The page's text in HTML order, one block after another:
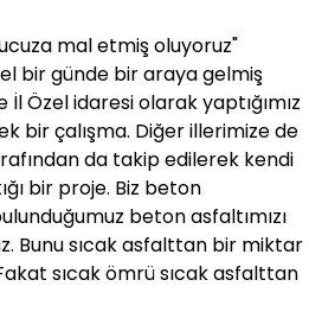
mal etmiş oluyoruz"
bir günde bir araya gelmiş
Özel idaresi olarak yaptığımız
bir çalışma. Diğer illerimize de
da takip edilerek kendi
bir proje. Biz beton
beton asfaltımızı
Bunu sıcak asfalttan bir miktar
sıcak ömrü sıcak asfalttan